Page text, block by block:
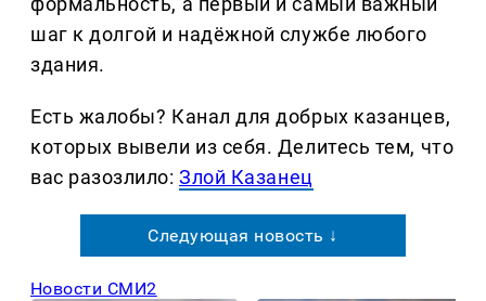
шаг к долгой и надёжной службе любого
здания.
Есть жалобы? Канал для добрых казанцев,
которых вывели из себя. Делитеcь тем, что
вас разозлило:Злой Казанец
Следующая новость ↓
Новости СМИ2